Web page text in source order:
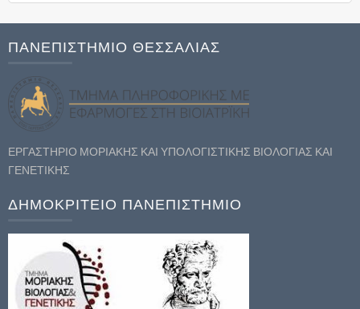
ΠΑΝΕΠΙΣΤΗΜΙΟ ΘΕΣΣΑΛΙΑΣ
ΕΡΓΑΣΤΗΡΙΟ ΜΟΡΙΑΚΗΣ ΚΑΙ ΥΠΟΛΟΓΙΣΤΙΚΗΣ ΒΙΟΛΟΓΙΑΣ ΚΑΙ
ΓΕΝΕΤΙΚΗΣ
ΔΗΜΟΚΡΙΤΕΙΟ ΠΑΝΕΠΙΣΤΗΜΙΟ